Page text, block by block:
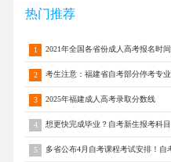
热门推荐
1 2021年全国各省份成人高考报名时
2
3 2025年福建成人高考录取分数线
4
5